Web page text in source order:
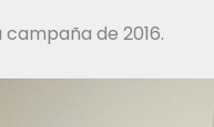
de 2016.